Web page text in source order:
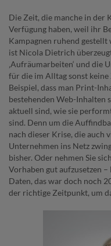
Die Zeit, die manche in der
Verfügung haben, weil ihr
Kampagnen ruhend
ist Nicola Dietrich
‚Aufräumarbeiten‘ und die
für die im Alltag sonst
Beispiel, dass man Print-
bestehenden Web-Inhalten
aktuell sind, wie sie
sind. Denn um die
nach dieser Krise, die auch
Unternehmen ins Netz
bisher. Oder nehmen Sie
Vorhaben gut aufzusetzen
Daten, das war doch noch
der richtige Zeitpunkt, um